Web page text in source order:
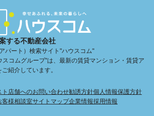
する不動産会社
パート）検索サイト"ハウスコム"
コムグループ"は、最新の賃貸マンション・賃貸ア
紹介しています。
店舗へのお問い合わせ勧誘方針個人情報保護方針
客様相談室サイトマップ企業情報採用情報